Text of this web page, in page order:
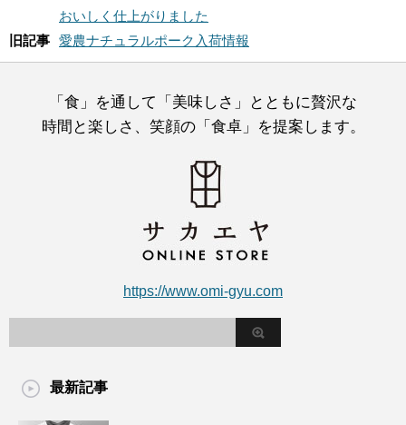
おいしく仕上がりました
旧記事 愛農ナチュラルポーク入荷情報
「食」を通して「美味しさ」とともに贅沢な
時間と楽しさ、笑顔の「食卓」を提案します。
https://www.omi-gyu.com
最新記事